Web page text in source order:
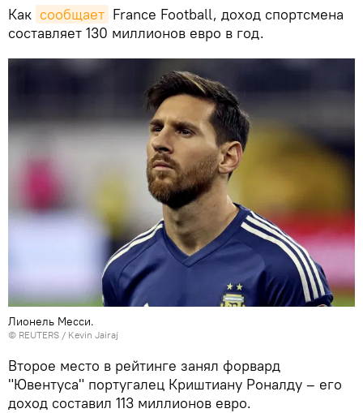
Как сообщает France Football, доход спортсмена
составляет 130 миллионов евро в год.
Лионель Месси.
© REUTERS / Kevin Jairaj
Второе место в рейтинге занял форвард
"Ювентуса" португалец Криштиану Роналду – его
доход составил 113 миллионов евро.